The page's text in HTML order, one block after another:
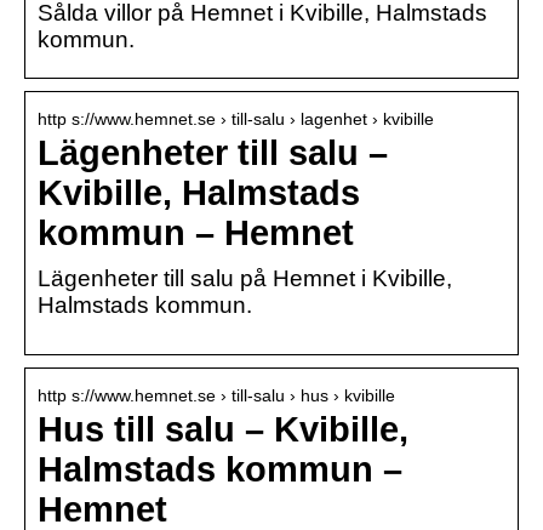
Sålda villor på Hemnet i Kvibille, Halmstads
kommun.
http s://www.hemnet.se › till-salu › lagenhet › kvibille
Lägenheter till salu –
Kvibille, Halmstads
kommun – Hemnet
Lägenheter till salu på Hemnet i Kvibille,
Halmstads kommun.
http s://www.hemnet.se › till-salu › hus › kvibille
Hus till salu – Kvibille,
Halmstads kommun –
Hemnet